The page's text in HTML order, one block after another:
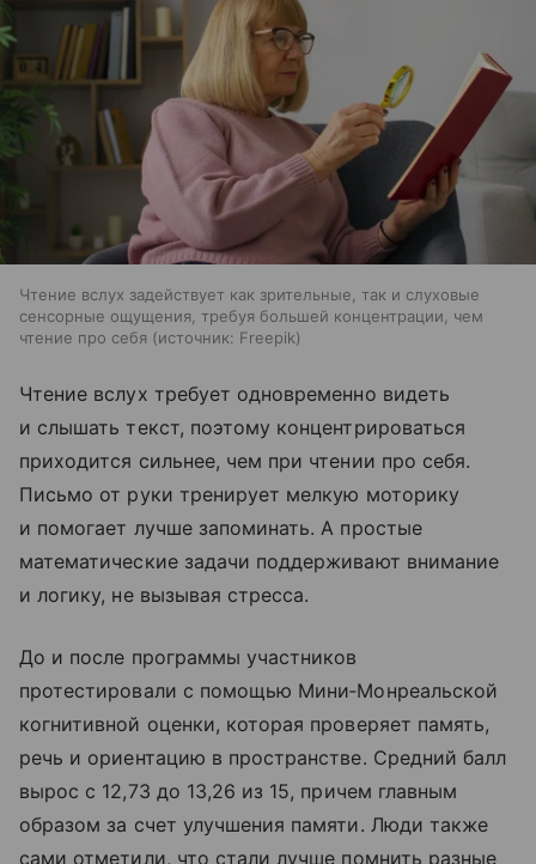
Чтение вслух задействует как зрительные, так и слуховые
сенсорные ощущения, требуя большей концентрации, чем
чтение про себя
источник: Freepik
Чтение вслух требует одновременно видеть
и слышать текст, поэтому концентрироваться
приходится сильнее, чем при чтении про себя.
Письмо от руки тренирует мелкую моторику
и помогает лучше запоминать. А простые
математические задачи поддерживают внимание
и логику, не вызывая стресса.
До и после программы участников
протестировали с помощью Мини‑Монреальской
когнитивной оценки, которая проверяет память,
речь и ориентацию в пространстве. Средний балл
вырос с 12,73 до 13,26 из 15, причем главным
образом за счет улучшения памяти. Люди также
сами отметили, что стали лучше помнить разные